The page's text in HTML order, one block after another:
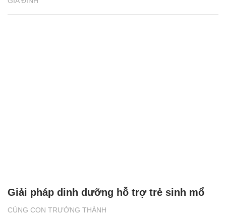
CÙNG CON TRƯỞNG THÀNH
Giải pháp dinh dưỡng hỗ trợ trẻ sinh mổ